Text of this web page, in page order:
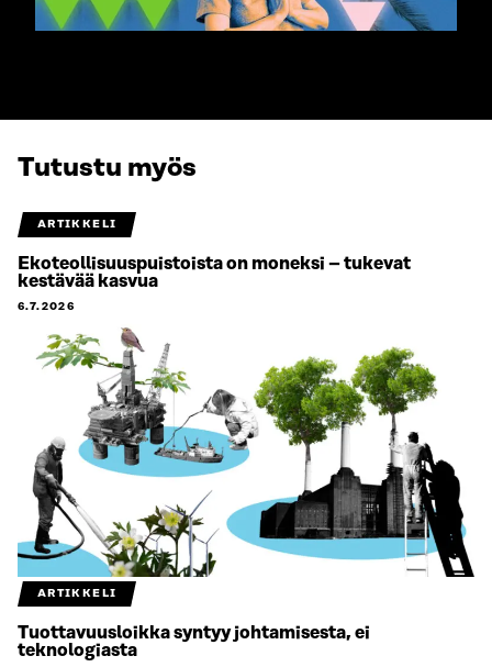
Tutustu myös
ARTIKKELI
Ekoteollisuuspuistoista on moneksi – tukevat
kestävää kasvua
6.7.2026
ARTIKKELI
Tuottavuusloikka syntyy johtamisesta, ei
teknologiasta